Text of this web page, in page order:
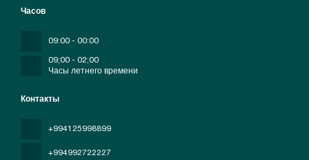
Контакты
+994125998899
+994992722227
Часов
09:00 - 00:00
09;00 - 02;00
Часы летнего времени